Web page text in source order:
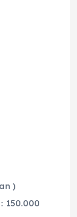
)
: 150.000